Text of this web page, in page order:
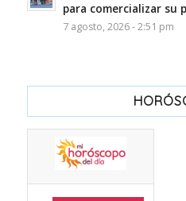
para comercializar su
7 agosto, 2026 - 2:51 pm